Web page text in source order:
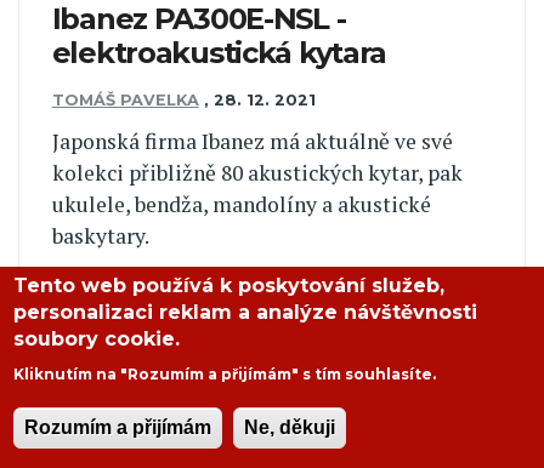
Ibanez PA300E-NSL -
elektroakustická kytara
TOMÁŠ PAVELKA , 28. 12. 2021
Japonská firma Ibanez má aktuálně ve své
kolekci přibližně 80 akustických kytar, pak
ukulele, bendža, mandolíny a akustické
baskytary.
ČÍST DÁLE
Tento web používá k poskytování služeb,
personalizaci reklam a analýze návštěvnosti
soubory cookie.
Kliknutím na "Rozumím a přijímám" s tím souhlasíte.
Rozumím a přijímám Ne, děkuji